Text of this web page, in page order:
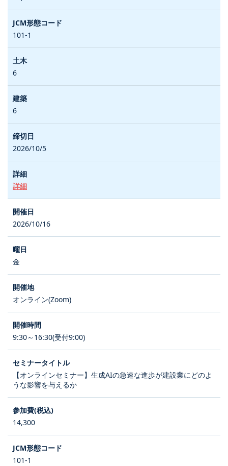
101-1
6
6
2026/10/5
詳細
2026/10/16
金
オンライン(Zoom)
9:30～16:30(受付9:00)
【オンラインセミナー】生成AIの急速な進歩が建設業にどのよ
うな影響を与えるか
14,300
101-1